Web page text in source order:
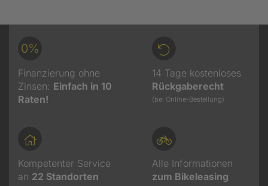
0%
Finanzierung ohne
Zinsen: Einfach in 10
Raten!
14 Tage kostenloses
Rückgaberecht
(bei Online-Bestellung)
Kompetenter Service
an 22 Standorten
Alle Informationen
zum Bikeleasing